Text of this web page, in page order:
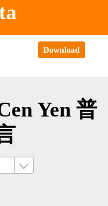
Download
Yen 普